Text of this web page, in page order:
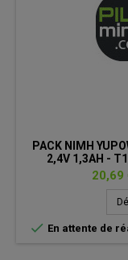
PACK NIMH
2,4V 1,3AH -
Prix
20,69
 En attente de